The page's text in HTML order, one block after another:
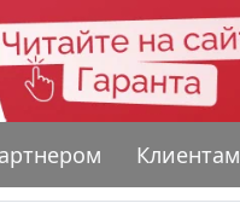
Клиентам